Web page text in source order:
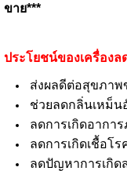
ขาย***
ประโยชน์ของเครื่อง
ส่งผลดีต่อสุขภาพ
ช่วยลดกลิ่นเหม็น
ลดการเกิดอากา
ลดการเกิดเชื้อโ
ลดปัญหาการเกิด